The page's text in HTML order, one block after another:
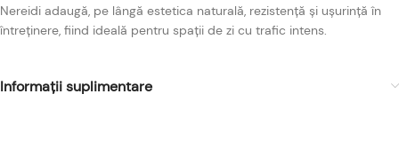
Nereidi adaugă, pe lângă estetica naturală, rezistență și ușurință în
întreținere, fiind ideală pentru spații de zi cu trafic intens.
Informații suplimentare